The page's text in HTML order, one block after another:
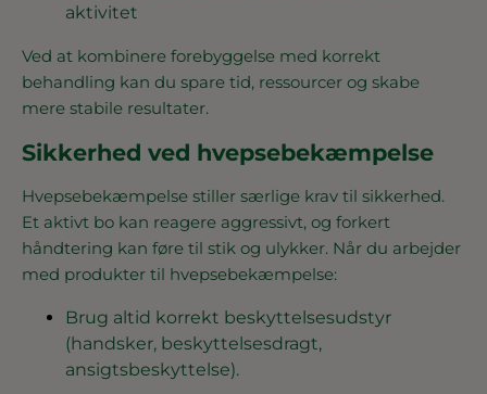
aktivitet
Ved at kombinere forebyggelse med korrekt
behandling kan du spare tid, ressourcer og skabe
mere stabile resultater.
Sikkerhed ved hvepsebekæmpelse
Hvepsebekæmpelse stiller særlige krav til sikkerhed.
Et aktivt bo kan reagere aggressivt, og forkert
håndtering kan føre til stik og ulykker. Når du arbejder
med produkter til hvepsebekæmpelse:
Brug altid korrekt beskyttelsesudstyr
(handsker, beskyttelsesdragt,
ansigtsbeskyttelse).